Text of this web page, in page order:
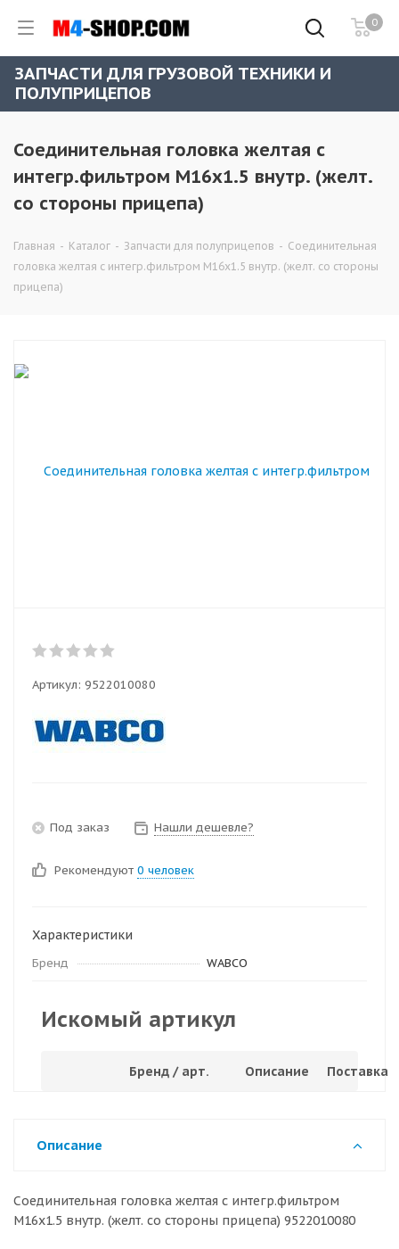
0
ЗАПЧАСТИ ДЛЯ ГРУЗОВОЙ ТЕХНИКИ И
ПОЛУПРИЦЕПОВ
Соединительная головка желтая с
интегр.фильтром M16x1.5 внутр. (желт.
со стороны прицепа)
Главная - Каталог - Запчасти для полуприцепов - Соединительная
головка желтая с интегр.фильтром M16x1.5 внутр. (желт. со стороны
прицепа)
Артикул: 9522010080
Под заказ Нашли дешевле?
Рекомендуют 0 человек
Характеристики
Бренд WABCO
Искомый артикул
Бренд / арт. Описание Поставка
Описание
Соединительная головка желтая с интегр.фильтром
M16x1.5 внутр. (желт. со стороны прицепа) 9522010080